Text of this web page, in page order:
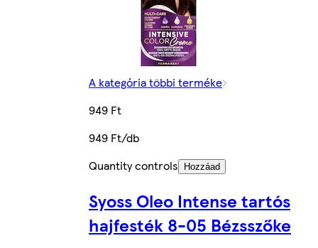
A kategória többi terméke
949 Ft
949 Ft/db
Quantity controls
Hozzáad
Syoss Oleo Intense tartós
hajfesték 8-05 Bézsszőke